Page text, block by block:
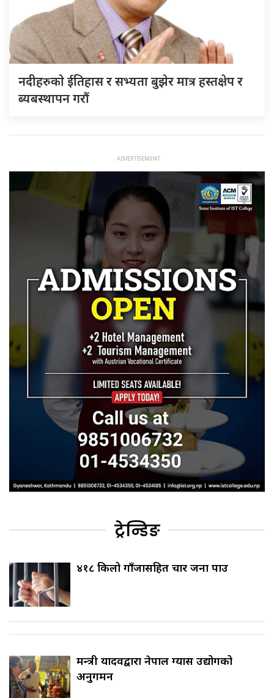
नदीहरुकाे ईतिहास र सभ्यता बुझेर मात्र हस्तक्षेप र
ब्यबस्थापन गराैं
ट्रेन्डिङ
४१८ किलो गाँजासहित चार जना पक्राउ
मन्त्री यादवद्वारा नेपाल ग्यास उद्योगको
अनुगमन